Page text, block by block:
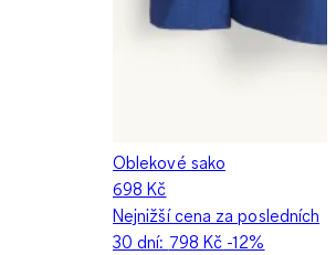
Oblekové sako
698 Kč
Nejnižší cena za posledních
30 dní: 798 Kč -12%